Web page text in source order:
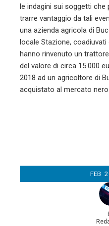
le indagini sui soggetti che
trarre vantaggio da tali
una azienda agricola di
locale Stazione, coadiuvati
hanno rinvenuto un
del valore di circa 15.000
2018 ad un agricoltore di
acquistato al mercato
FEB